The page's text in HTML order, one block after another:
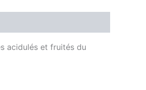
acidulés et fruités du